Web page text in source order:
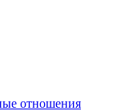
отношения